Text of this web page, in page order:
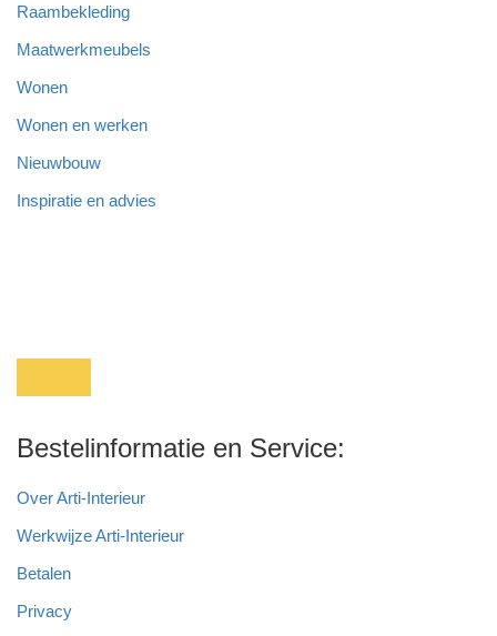
Raambekleding
Maatwerkmeubels
Wonen
Wonen en werken
Nieuwbouw
Inspiratie en advies
Bestelinformatie en Service:
Over Arti-Interieur
Werkwijze Arti-Interieur
Betalen
Privacy